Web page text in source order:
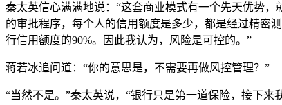
秦太英信心满满地说：“这套商业模式有一个先天优势
的审批程序，每个人的信用额度是多少，都是经过精密
行信用额度的90%。因此我认为，风险是可控的。”
蒋若冰追问道：“你的意思是，不需要再做风控管理？”
“当然不是。”秦太英说，“银行只是第一道保险，接下